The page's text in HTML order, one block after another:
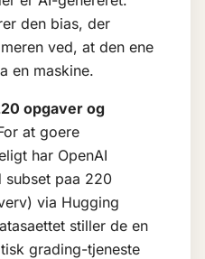
den bias, der
ved, at den ene
en maskine.
opgaver og
at goere
har OpenAI
paa 220
via Hugging
stiller de en
grading-tjeneste